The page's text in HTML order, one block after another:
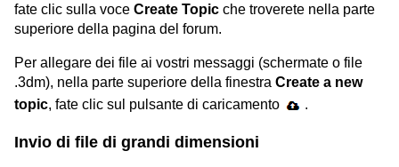
fate clic sulla voce Create Topic che troverete nella parte
superiore della pagina del forum.
Per allegare dei file ai vostri messaggi (schermate o file
.3dm), nella parte superiore della finestra Create a new
topic, fate clic sul pulsante di caricamento .
Invio di file di grandi dimensioni